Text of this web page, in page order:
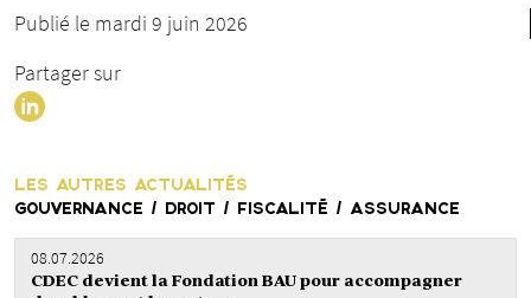
Publié le mardi 9 juin 2026
Partager sur
LES AUTRES ACTUALITÉS
GOUVERNANCE / DROIT / FISCALITÉ / ASSURANCE
08.07.2026
CDEC devient la Fondation BAU pour accompagner